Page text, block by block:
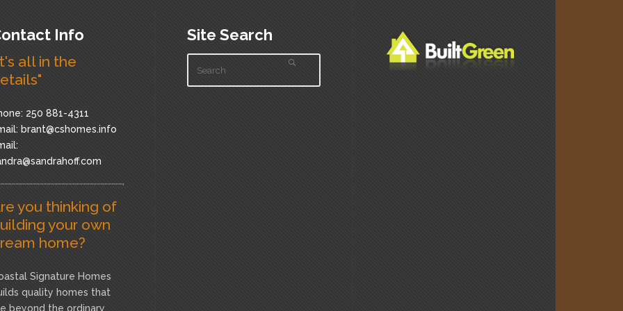
Info
all in the
250 881-4311
brant@cshomes.info
you thinking of
your own
home?
Signature Homes
quality homes that
beyond the ordinary
Site Search